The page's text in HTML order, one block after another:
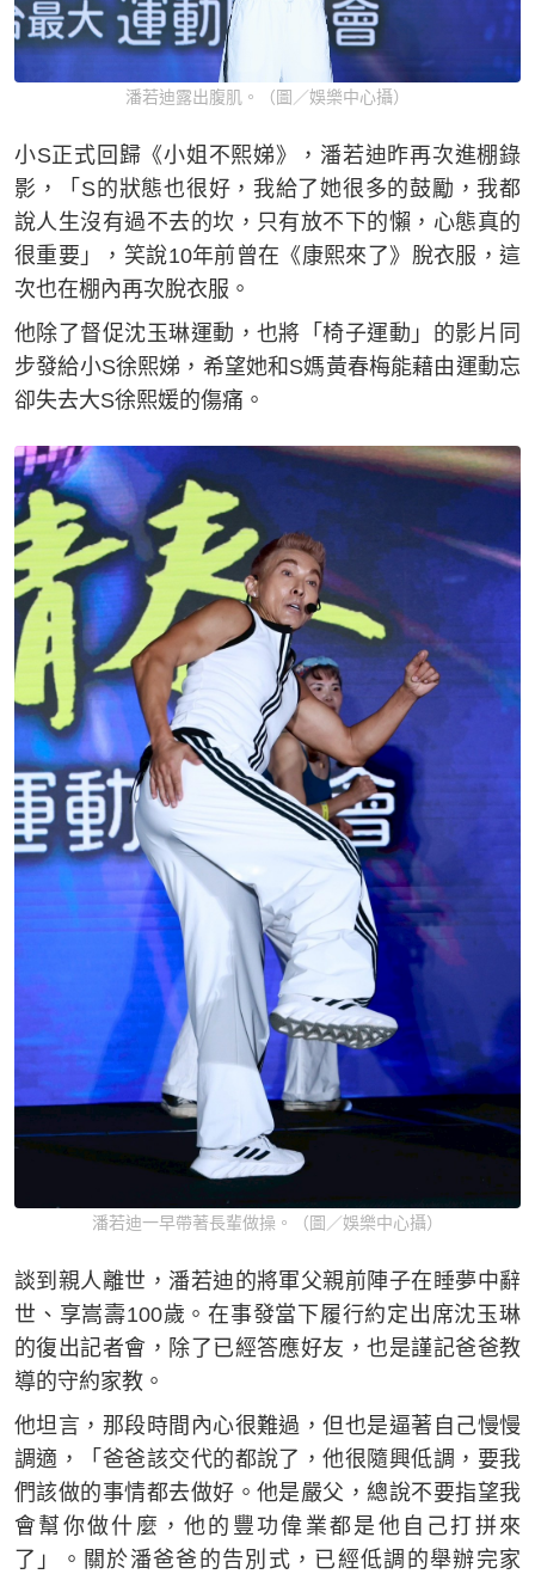
潘若迪露出腹肌。（圖／娛樂中心攝）
小S正式回歸《小姐不熙娣》，潘若迪昨再次進棚錄
影，「S的狀態也很好，我給了她很多的鼓勵，我都
說人生沒有過不去的坎，只有放不下的懶，心態真的
很重要」，笑說10年前曾在《康熙來了》脫衣服，這
次也在棚內再次脫衣服。
他除了督促沈玉琳運動，也將「椅子運動」的影片同
步發給小S徐熙娣，希望她和S媽黃春梅能藉由運動忘
卻失去大S徐熙媛的傷痛。
潘若迪一早帶著長輩做操。（圖／娛樂中心攝）
談到親人離世，潘若迪的將軍父親前陣子在睡夢中辭
世、享嵩壽100歲。在事發當下履行約定出席沈玉琳
的復出記者會，除了已經答應好友，也是謹記爸爸教
導的守約家教。
他坦言，那段時間內心很難過，但也是逼著自己慢慢
調適，「爸爸該交代的都說了，他很隨興低調，要我
們該做的事情都去做好。他是嚴父，總說不要指望我
會幫你做什麼，他的豐功偉業都是他自己打拼來
了」。關於潘爸爸的告別式，已經低調的舉辦完家